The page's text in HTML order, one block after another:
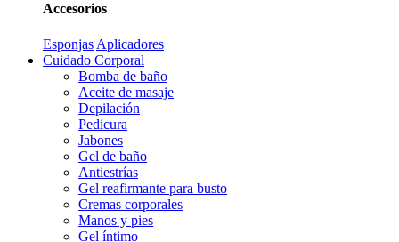
Accesorios
Esponjas Aplicadores
Cuidado Corporal
Bomba de baño
Aceite de masaje
Depilación
Pedicura
Jabones
Gel de baño
Antiestrías
Gel reafirmante para busto
Cremas corporales
Manos y pies
Gel íntimo